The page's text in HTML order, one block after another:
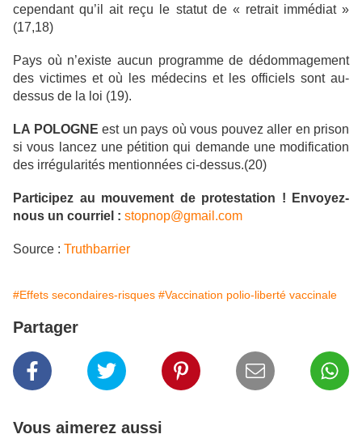
cependant qu’il ait reçu le statut de « retrait immédiat »
(17,18)
Pays où n’existe aucun programme de dédommagement
des victimes et où les médecins et les officiels sont au-
dessus de la loi (19).
LA POLOGNE est un pays où vous pouvez aller en prison
si vous lancez une pétition qui demande une modification
des irrégularités mentionnées ci-dessus.(20)
Participez au mouvement de protestation ! Envoyez-
nous un courriel : stopnop@gmail.com
Source : Truthbarrier
#Effets secondaires-risques #Vaccination polio-liberté vaccinale
Partager
Vous aimerez aussi